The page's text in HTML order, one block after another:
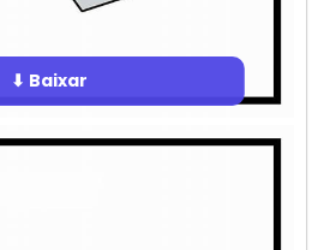
⬇ Baixar